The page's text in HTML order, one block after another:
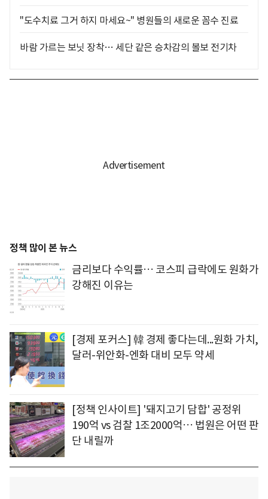
"도수치료 그거 하지 마세요~" 병원들의 새로운 꼼수 진료
바람 가르는 보닛 장착… 세단 같은 승차감의 볼보 전기차
정책 많이 본 뉴스
금리보다 수익률… 코스피 급락에도 원화가
강해진 이유는
[경제 포커스] 韓 경제 좋다는데...원화 가치,
달러-위안화-엔화 대비 모두 약세
[정책 인사이트] '돼지고기 담합' 공정위
190억 vs 검찰 1조2000억… 법원은 어떤 판
단 내릴까